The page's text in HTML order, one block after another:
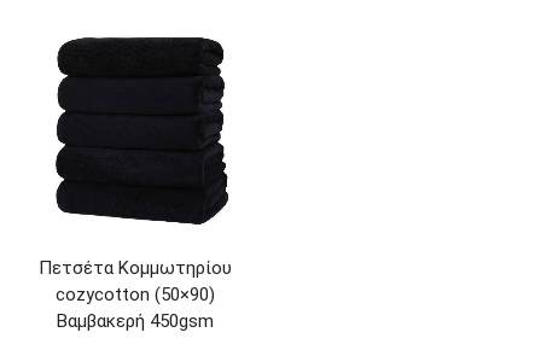
Πετσέτα Κομμωτηρίου
cozycotton (50×90)
Βαμβακερή 450gsm